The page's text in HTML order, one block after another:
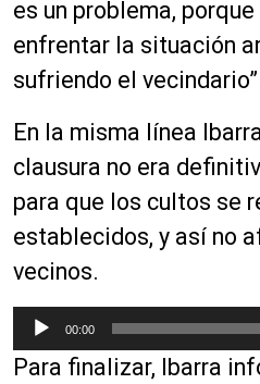
c
o
r
e
a
d
i
o
es un problema,
enfrentar la situación
sufriendo el
En la misma línea
clausura no era
para que los cultos se
establecidos, y así no
vecinos.
e
p
00:00
Para finalizar, Ibarra